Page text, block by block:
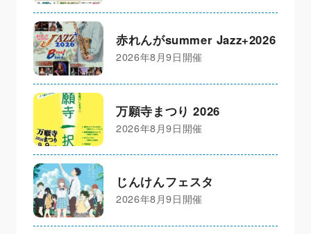
赤れんがsummer Jazz+2026
2026年8月9日開催
万願寺まつり 2026
2026年8月9日開催
じんけんフェスタ
2026年8月9日開催